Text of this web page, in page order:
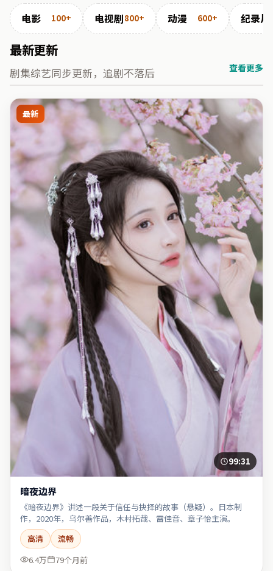
电影 100+ 电视剧800+ 动漫 600+ 纪录片
最新更新
剧集综艺同步更新，追剧不落后 查看更多
最新
99:31
暗夜边界
《暗夜边界》讲述一段关于信任与抉择的故事（悬疑）。日本制
作，2020年，乌尔善作品，木村拓哉、雷佳音、章子怡主演。
高清
流畅
6.4万
79个月前